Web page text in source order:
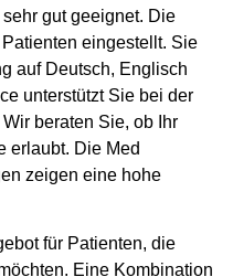
gut geeignet. Die
eingestellt. Sie
auf Deutsch, Englisch
unterstützt Sie bei der
beraten Sie, ob Ihr
erlaubt. Die Med
zeigen eine hohe
für Patienten, die
Eine Kombination